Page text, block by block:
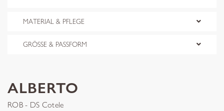
MATERIAL & PFLEGE
GRÖSSE & PASSFORM
ALBERTO
ROB - DS Cotele